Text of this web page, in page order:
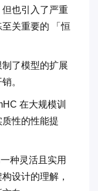
也引入了严重
关重要的 「恒
了模型的扩展
。
在大规模训
性的性能提
种灵活且实用
设计的理解，